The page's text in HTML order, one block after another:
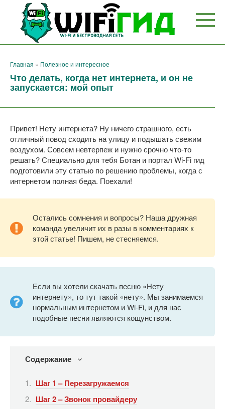
Перейти
контенту
Главная » Полезное и интересное
Что делать, когда нет интернета, и он не
запускается: мой опыт
Привет! Нету интернета? Ну ничего страшного, есть
отличный повод сходить на улицу и подышать свежим
воздухом. Совсем невтерпеж и нужно срочно что-то
решать? Специально для тебя Ботан и портал Wi-Fi гид
подготовили эту статью по решению проблемы, когда с
интернетом полная беда. Поехали!
Остались сомнения и вопросы? Наша дружная
команда увеличит их в разы в комментариях к
этой статье! Пишем, не стесняемся.
Если вы хотели скачать песню «Нету
интернету», то тут такой «нету». Мы занимаемся
нормальным интернетом и Wi-Fi, и для нас
подобные песни являются кощунством.
Содержание
Шаг 1 – Перезагружаемся
Шаг 2 – Звонок провайдеру